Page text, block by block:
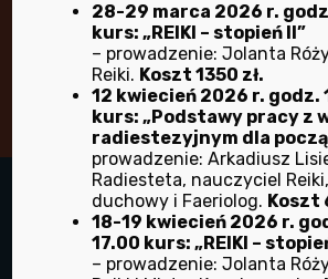
Masz pytania lub
Skontaktuj się z
28-29 marca 2026 r.
kurs: „REIKI – stopień II”
– prowadzenie: Jolanta
Reiki. Koszt 1350 zł.
12 kwiecień 2026 r. godz.
kurs: „Podstawy pracy z
radiestezyjnym dla
prowadzenie: Arkadiusz
Radiesteta, nauczyciel
duchowy i Faeriolog. Koszt
18-19 kwiecień 2026 r.
17.00 kurs: „REIKI –
– prowadzenie: Jolanta